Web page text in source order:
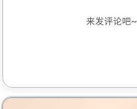
来发评论吧~